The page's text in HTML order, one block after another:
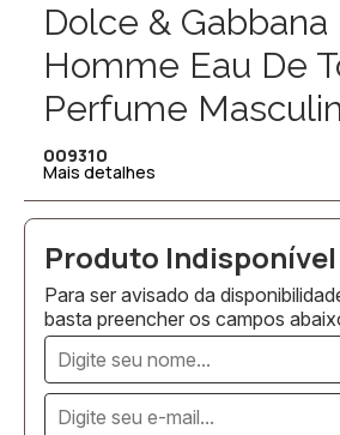
Dolce & Gabbana
Homme Eau De
Perfume
009310
Mais detalhes
Para ser avisado da
basta preencher os campos